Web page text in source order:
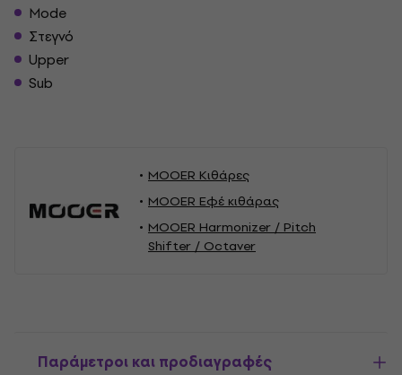
Mode
Στεγνό
Upper
Sub
MOOER Κιθάρες
MOOER Εφέ κιθάρας
MOOER Harmonizer / Pitch
Shifter / Octaver
Παράμετροι και προδιαγραφές